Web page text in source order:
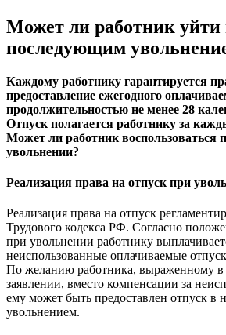
Может ли работник уйти
последующим
Каждому работнику гарантируется
предоставление ежегодного
продолжительностью не менее 28
Отпуск полагается работнику за
Может ли работник воспользоваться
увольнении?
Реализация права на отпуск при
Реализация права на отпуск
Трудового кодекса РФ. Согласно
при увольнении работнику
неиспользованные оплачиваемые
По желанию работника, выраженному
заявлении, вместо компенсации за
ему может быть предоставлен отпуск в
увольнением.